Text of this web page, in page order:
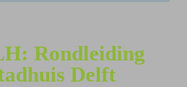
Rondleiding
Delft